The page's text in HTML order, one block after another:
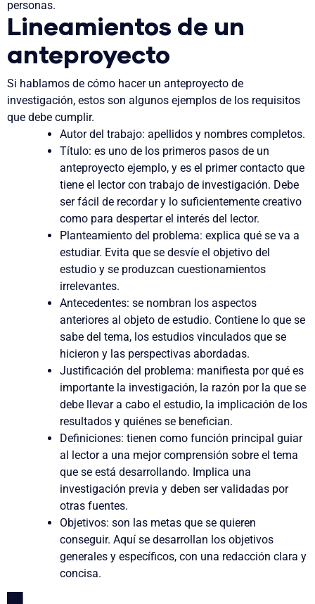
personas.
Lineamientos de un
anteproyecto
Si hablamos de cómo hacer un anteproyecto de
investigación, estos son algunos ejemplos de los requisitos
que debe cumplir.
Autor del trabajo: apellidos y nombres completos.
Título:es uno de los primeros pasos de un
anteproyecto ejemplo, y es el primer contacto que
tiene el lector con trabajo de investigación. Debe
ser fácil de recordar y lo suficientemente creativo
como para despertar el interés del lector.
Planteamiento del problema: explica qué se va a
estudiar. Evita que se desvíe el objetivo del
estudio y se produzcan cuestionamientos
irrelevantes.
Antecedentes: se nombran los aspectos
anteriores al objeto de estudio. Contiene lo que se
sabe del tema, los estudios vinculados que se
hicieron y las perspectivas abordadas.
Justificación del problema: manifiesta por qué es
importante la investigación, la razón por la que se
debe llevar a cabo el estudio, la implicación de los
resultados y quiénes se benefician.
Definiciones: tienen como función principal guiar
al lector a una mejor comprensión sobre el tema
que se está desarrollando. Implica una
investigación previa y deben ser validadas por
otras fuentes.
Objetivos: son las metas que se quieren
conseguir. Aquí se desarrollan los objetivos
generales y específicos, con una redacción clara y
concisa.